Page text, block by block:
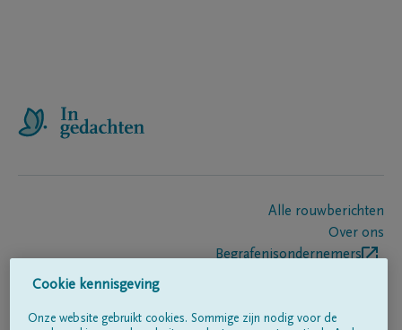
Alle rouwberichten
Over ons
Begrafenisondernemers
Cookie kennisgeving
Onze website gebruikt cookies. Sommige zijn nodig voor de